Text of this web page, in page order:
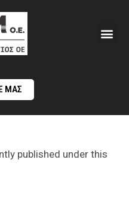
ΜΑΣ
published under this